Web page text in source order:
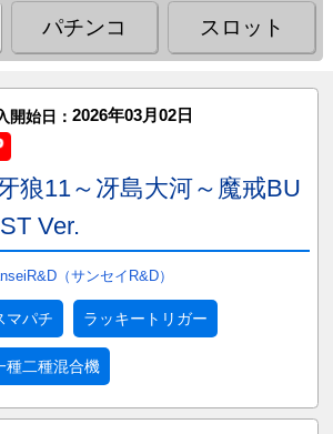
パチンコ スロット
開始日： 2026年03月02日
狼11～冴島大河～魔戒BU
Ver.
（サンセイR&D）
マパチ ラッキートリガー
種二種混合機